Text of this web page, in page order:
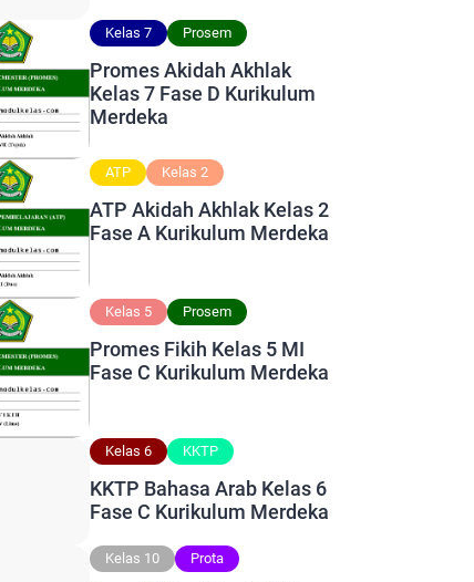
Kelas 7 Prosem
Promes Akidah Akhlak
Kelas 7 Fase D Kurikulum
Merdeka
ATP Kelas 2
ATP Akidah Akhlak Kelas 2
Fase A Kurikulum Merdeka
Kelas 5 Prosem
Promes Fikih Kelas 5 MI
Fase C Kurikulum Merdeka
Kelas 6 KKTP
KKTP Bahasa Arab Kelas 6
Fase C Kurikulum Merdeka
Kelas 10 Prota